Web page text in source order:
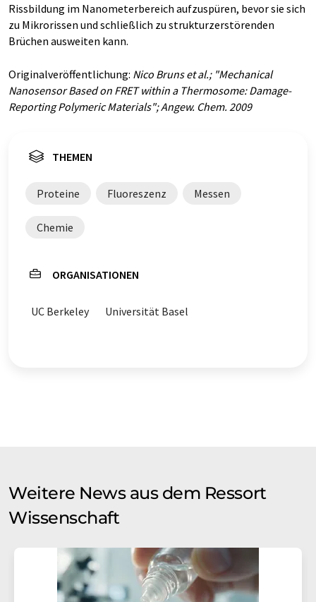
Rissbildung im Nanometerbereich aufzuspüren, bevor sie sich
zu Mikrorissen und schließlich zu strukturzerstörenden
Brüchen ausweiten kann.
Originalveröffentlichung: Nico Bruns et al.; "Mechanical
Nanosensor Based on FRET within a Thermosome: Damage-
Reporting Polymeric Materials"; Angew. Chem. 2009
THEMEN
Proteine Fluoreszenz Messen
Chemie
ORGANISATIONEN
UC Berkeley Universität Basel
Weitere News aus dem Ressort
Wissenschaft